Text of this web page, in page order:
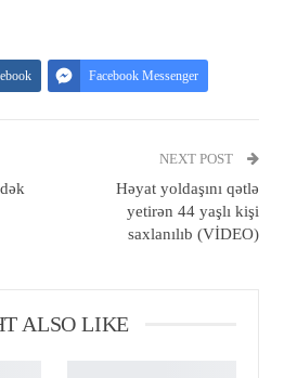
Facebook Messenger
NEXT POST
Həyat yoldaşını qətlə
yetirən 44 yaşlı kişi
saxlanılıb (VİDEO)
ALSO LIKE